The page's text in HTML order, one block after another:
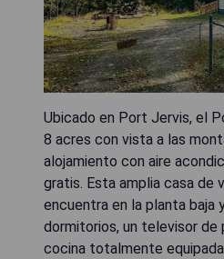
Ubicado en Port Jervis, el
8 acres con vista a las
alojamiento con aire
gratis. Esta amplia casa de
encuentra en la planta baja
dormitorios, un televisor de
cocina totalmente